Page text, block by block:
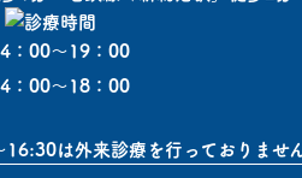
：00〜19：00
：00〜18：00
は外来診療を行っておりませ